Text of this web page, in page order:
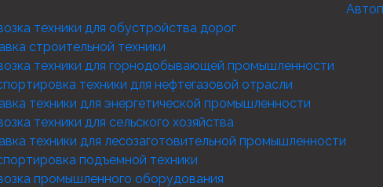
техники для обустройства дорог
строительной техники
техники для горнодобывающей промышленности
техники для нефтегазовой отрасли
техники для энергетической промышленности
техники для сельского хозяйства
техники для лесозаготовительной промышленности
подъемной техники
промышленного оборудования